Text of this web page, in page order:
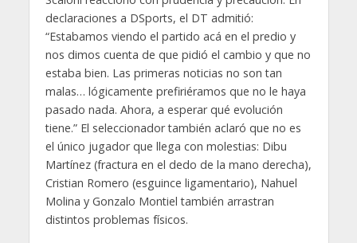
declaraciones a DSports, el DT admitió:
“Estabamos viendo el partido acá en el predio y
nos dimos cuenta de que pidió el cambio y que no
estaba bien. Las primeras noticias no son tan
malas… lógicamente prefiriéramos que no le haya
pasado nada. Ahora, a esperar qué evolución
tiene.” El seleccionador también aclaró que no es
el único jugador que llega con molestias: Dibu
Martínez (fractura en el dedo de la mano derecha),
Cristian Romero (esguince ligamentario), Nahuel
Molina y Gonzalo Montiel también arrastran
distintos problemas físicos.